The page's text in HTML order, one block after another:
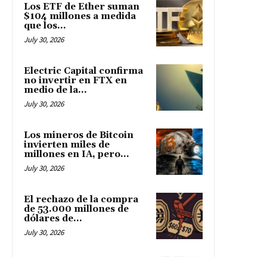
Los ETF de Ether suman
$104 millones a medida
que los...
July 30, 2026
Electric Capital confirma
no invertir en FTX en
medio de la...
July 30, 2026
Los mineros de Bitcoin
invierten miles de
millones en IA, pero...
July 30, 2026
El rechazo de la compra
de 53.000 millones de
dólares de...
July 30, 2026